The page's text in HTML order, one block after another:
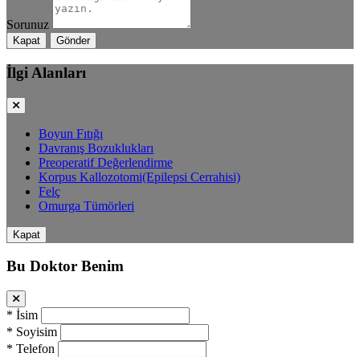
Sorunuz
Kapat Gönder
İlgi Alanları
Boyun Fıtığı
Davranış Bozuklukları
Preoperatif Değerlendirme
Korpus Kallozotomi(Epilepsi Cerrahisi)
Felç
Omurga Tümörleri
Kapat
Bu Doktor Benim
* İsim
* Soyisim
* Telefon